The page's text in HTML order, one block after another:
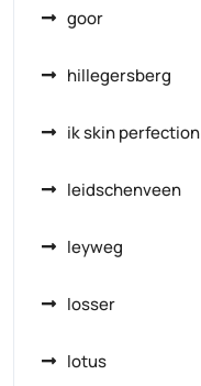
goor
hillegersberg
ik skin perfection
leidschenveen
leyweg
losser
lotus